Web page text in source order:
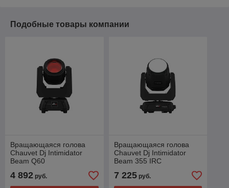
Подобные товары компании
Вращающаяся голова
Chauvet Dj Intimidator
Beam Q60
4 892 руб.
Вращающаяся голова
Chauvet Dj Intimidator
Beam 355 IRC
7 225руб.